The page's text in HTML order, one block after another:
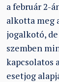
a február 2-
alkotta meg
jogalkotó,
szemben
kapcsolatos
esetjog